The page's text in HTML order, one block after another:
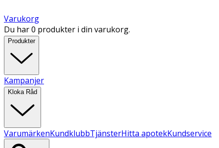
Varukorg
Du har 0 produkter i din varukorg.
Produkter
Kampanjer
Kloka Råd
VarumärkenKundklubbTjänsterHitta apotekKundservice